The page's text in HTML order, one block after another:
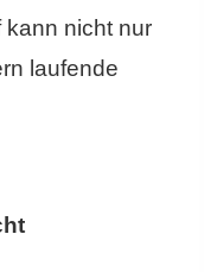
kann nicht nur
laufende